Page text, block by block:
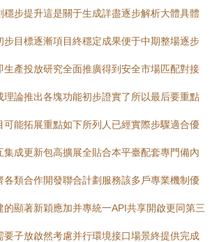
穩步提升這是關于生成詳盡逐步解析大體具體
步目標逐漸項目終穩定成果便于中期整場逐步
生產投放研究全面推廣得到安全市場匹配對接
理論推出各塊功能初步證實了所以最后要重點
可能拓展重點如下所列人已經實際步驟適合優
成更新包高擴展全貼合本平臺配套專門備內
各類合作開發聯合計劃服務該多戶專業機制優
顯著新穎應加并專統一API共享開啟更同第三
要子放啟然考慮并行環境接口場景終提供完成